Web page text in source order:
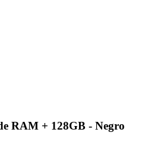
RAM + 128GB - Negro